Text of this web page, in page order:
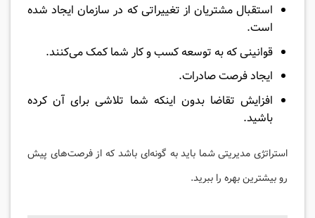
استقبال مشتریان از تغییراتی که در سازمان ایجاد شده
است.
قوانینی که به توسعه کسب و کار شما کمک می‌کنند.
ایجاد فرصت صادرات.
افزایش تقاضا بدون اینکه شما تلاشی برای آن کرده
باشید.
استراتژی مدیریتی شما باید به گونه‌ای باشد که از فرصت‌های پیش
رو بیشترین بهره را ببرید.